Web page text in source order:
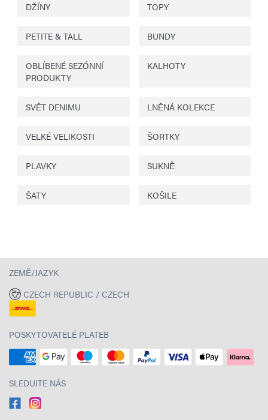
DŽÍNY TOPY
PETITE & TALL BUNDY
OBLÍBENÉ SEZÓNNÍ
PRODUKTY
KALHOTY
SVĚT DENIMU LNĚNÁ KOLEKCE
VELKÉ VELIKOSTI ŠORTKY
PLAVKY SUKNĚ
ŠATY KOŠILE
ZEMĚ/JAZYK
CZECH REPUBLIC / CZECH
POSKYTOVATELÉ PLATEB
SLEDUJTE NÁS